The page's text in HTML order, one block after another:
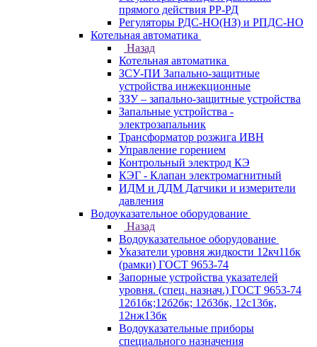
прямого действия РР-РД
Регуляторы РДС-НО(НЗ) и РПДС-НО
Котельная автоматика
Назад
Котельная автоматика
ЗСУ-ПИ Запально-защитные
устройства инжекционные
ЗЗУ – запально-защитные устройства
Запальные устройства -
электрозапальник
Трансформатор розжига ИВН
Управление горением
Контрольный электрод КЭ
КЭГ - Клапан электромагнитный
ИДМ и ДДМ Датчики и измерители
давления
Водоуказательное оборудование
Назад
Водоуказательное оборудование
Указатели уровня жидкости 12кч11бк
(рамки) ГОСТ 9653-74
Запорные устройства указателей
уровня. (спец. назнач.) ГОСТ 9653-74
12б1бк;12б2бк; 12б3бк, 12с13бк,
12нж13бк
Водоуказательные приборы
специального назначения